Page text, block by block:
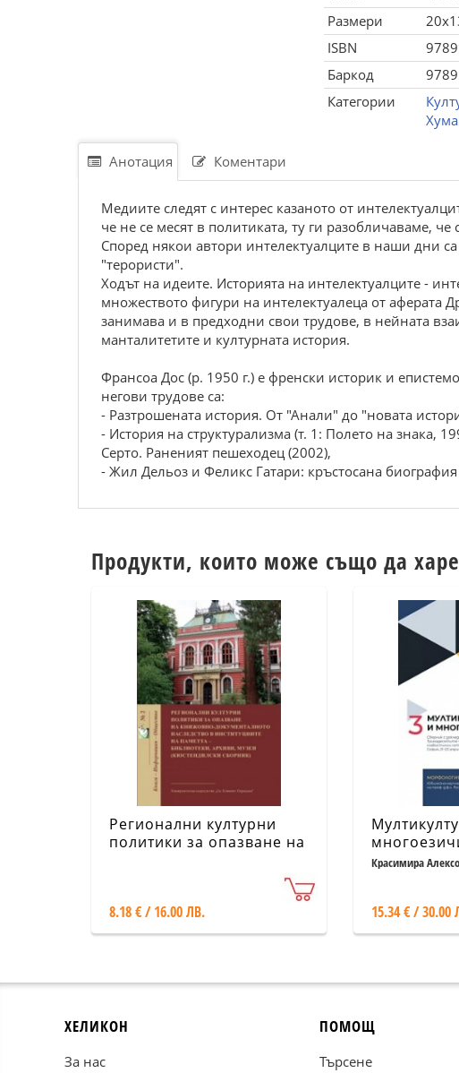
Размери
ISBN
Баркод
Категории
Анотация Коментари
Медиите следят с интерес казаното от
че не се месят в политиката, ту ги разобличаваме, че
Според някои автори интелектуалците в наши дни
"терористи".
Ходът на идеите. Историята на интелектуалците -
множеството фигури на интелектуалеца от аферата
занимава и в предходни свои трудове, в нейната
манталитетите и културната история.
Франсоа Дос (р. 1950 г.) е френски историк и
негови трудове са:
- Разтрошената история. От "Анали" до "новата
- История на структурализма (т. 1: Полето на
Серто. Раненият пешеходец (2002),
- Жил Дельоз и Феликс Гатари: кръстосана
Продукти, които може също да
Регионални културни
политики за опазване на
институциите на паметта
- библиотеки, архиви,
8.18 € / 16.00 ЛВ.
Красимира
15.34 € / 30.00
ХЕЛИКОН
За нас
ПОМОЩ
Търсене